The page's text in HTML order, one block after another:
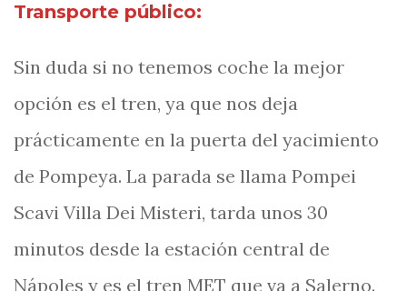
Transporte público:
Sin duda si no tenemos coche la mejor
opción es el tren, ya que nos deja
prácticamente en la puerta del yacimiento
de Pompeya. La parada se llama Pompei
Scavi Villa Dei Misteri, tarda unos 30
minutos desde la estación central de
Nápoles y es el tren MET que va a Salerno.